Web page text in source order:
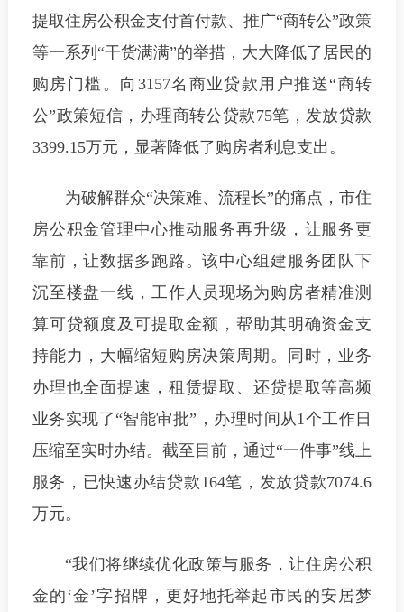
提取住房公积金支付首付款、推广“商转公”政策
等一系列“干货满满”的举措，大大降低了居民的
购房门槛。向3157名商业贷款用户推送“商转
公”政策短信，办理商转公贷款75笔，发放贷款
3399.15万元，显著降低了购房者利息支出。
为破解群众“决策难、流程长”的痛点，市住
房公积金管理中心推动服务再升级，让服务更
靠前，让数据多跑路。该中心组建服务团队下
沉至楼盘一线，工作人员现场为购房者精准测
算可贷额度及可提取金额，帮助其明确资金支
持能力，大幅缩短购房决策周期。同时，业务
办理也全面提速，租赁提取、还贷提取等高频
业务实现了“智能审批”，办理时间从1个工作日
压缩至实时办结。截至目前，通过“一件事”线上
服务，已快速办结贷款164笔，发放贷款7074.6
万元。
“我们将继续优化政策与服务，让住房公积
金的‘金’字招牌，更好地托举起市民的安居梦